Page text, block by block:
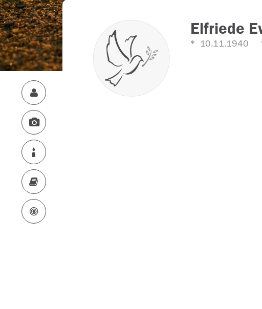
Elfriede
10.11.1940